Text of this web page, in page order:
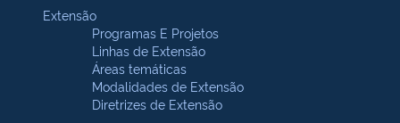
Extensão
Programas E Projetos
Linhas de Extensão
Áreas temáticas
Modalidades de Extensão
Diretrizes de Extensão